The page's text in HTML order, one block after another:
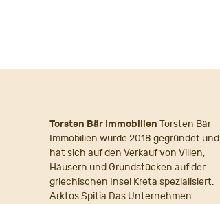
Torsten Bär Immobilien Torsten Bär
Immobilien wurde 2018 gegründet und
hat sich auf den Verkauf von Villen,
Häusern und Grundstücken auf der
griechischen Insel Kreta spezialisiert.
Arktos Spitia Das Unternehmen